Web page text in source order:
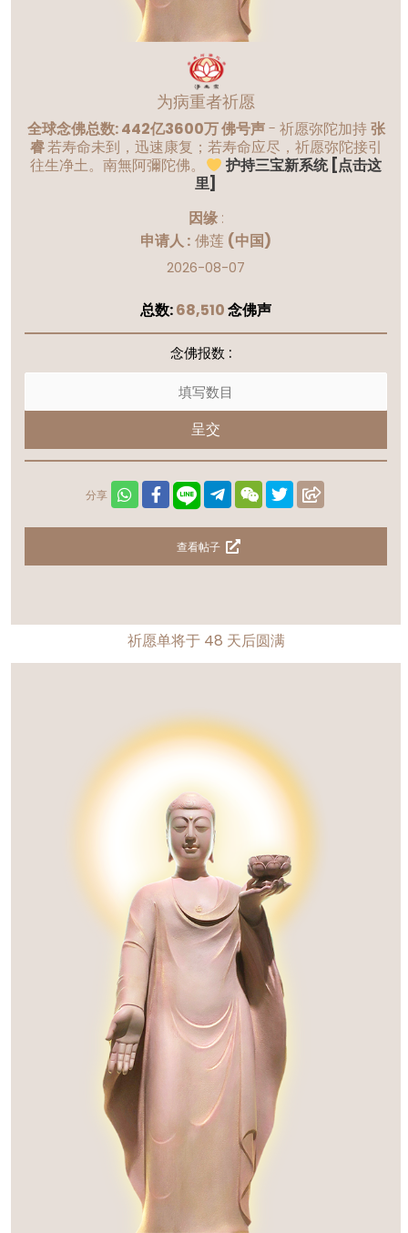
为病重者祈愿
全球念佛总数: 442亿3600万 佛号声- 祈愿弥陀加持张
睿若寿命未到，迅速康复；若寿命应尽，祈愿弥陀接引
往生净土。南無阿彌陀佛。
护持三宝新系统 [点击这
里]
因缘:
申请人 : 佛莲 (中国)
2026-08-07
总数:68,510念佛声
分享
查看帖子
念佛报数 :
呈交
祈愿单将于 48 天后圆满